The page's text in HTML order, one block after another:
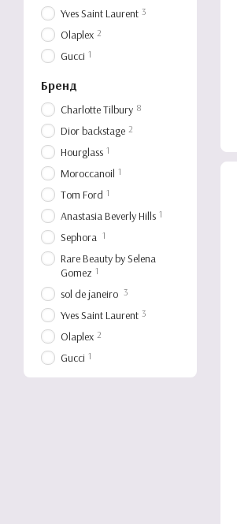
Yves Saint Laurent 3
Olaplex 2
Gucci 1
Бренд
Charlotte Tilbury 8
Dior backstage 2
Hourglass 1
Moroccanoil 1
Tom Ford 1
Anastasia Beverly Hills 1
Sephora 1
Rare Beauty by Selena
Gomez 1
sol de janeiro 3
Yves Saint Laurent 3
Olaplex 2
Gucci 1